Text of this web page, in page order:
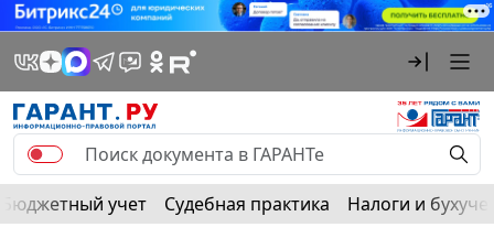
Бюджетный учет Судебная практика Налоги и